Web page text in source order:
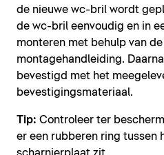
de nieuwe wc-bril wordt
de wc-bril eenvoudig en in
monteren met behulp van
montagehandleiding.
bevestigd met het
bevestigingsmateriaal.
Tip: Controleer ter
er een rubberen ring tussen